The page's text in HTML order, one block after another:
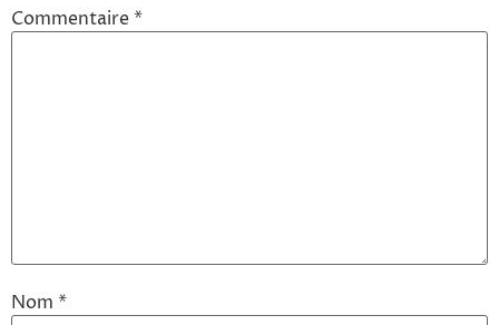
Commentaire*
Nom *